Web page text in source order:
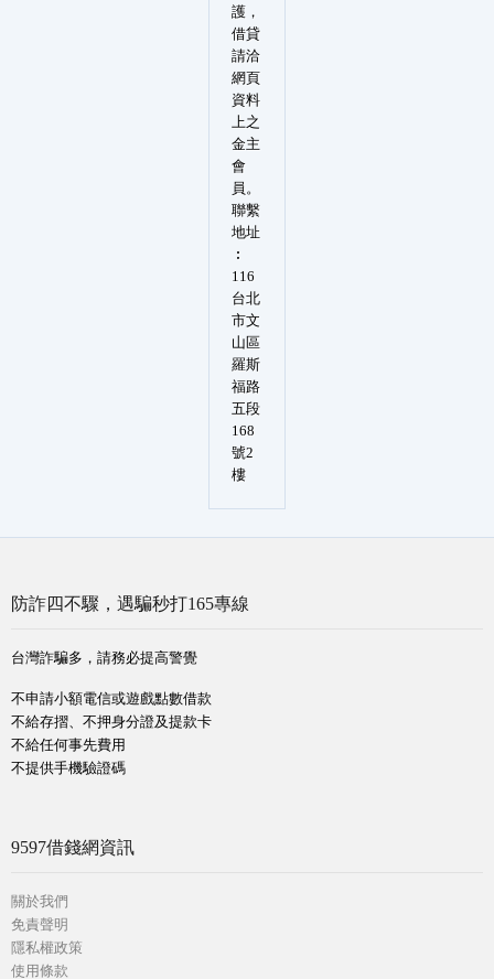
護，
借貸
請洽
網頁
資料
上之
金主
會
員。
聯繫
地址
︰
116
台北
市文
山區
羅斯
福路
五段
168
號2
樓
防詐四不驟，遇騙秒打165專線
台灣詐騙多，請務必提高警覺
不申請小額電信或遊戲點數借款
不給存摺、不押身分證及提款卡
不給任何事先費用
不提供手機驗證碼
9597借錢網資訊
關於我們
免責聲明
隱私權政策
使用條款